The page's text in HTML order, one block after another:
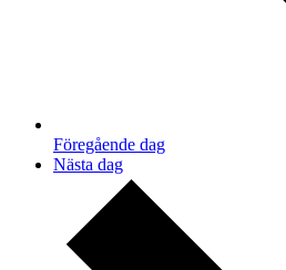
Föregående dag
Nästa dag